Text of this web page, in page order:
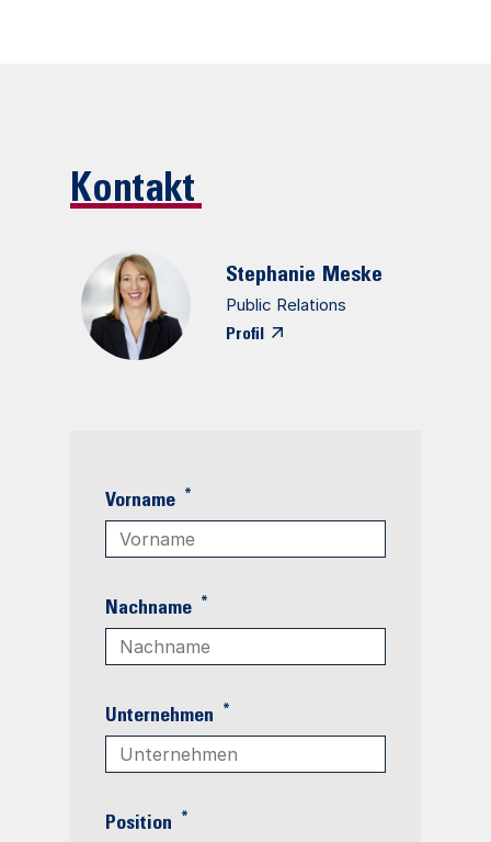
Kontakt
Stephanie Meske
Public Relations
Profil
Vorname *
Nachname *
Unternehmen *
Position *